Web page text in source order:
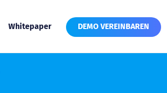
Whitepaper DEMO VEREINBAREN